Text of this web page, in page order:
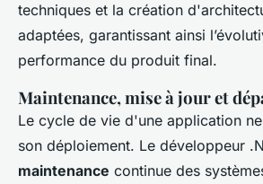
techniques et la création
adaptées, garantissant ainsi
performance du produit final.
Maintenance, mise à jour et
Le cycle de vie d'une application
son déploiement. Le développeur
maintenance continue des